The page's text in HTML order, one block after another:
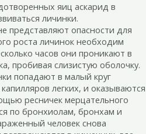
яиц аскарид в
личинки.
представляют опасности для
роста личинок необходим
часов они проникают в
пробивая слизистую оболочку.
попадают в малый круг
легких, и оказываются
ресничек мерцательного
по бронхиолам, бронхам и
человек снова